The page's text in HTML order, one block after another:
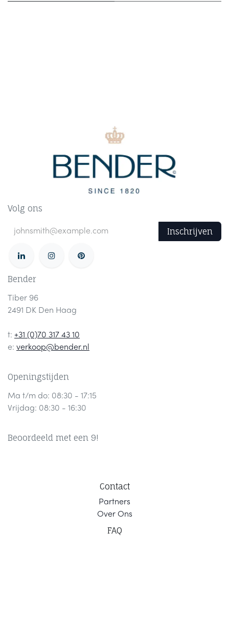
Volg ons
Inschrijven
Bender
Tiber 96
2491 DK Den Haag
t: +31 (0)70 317 43 10
e: verkoop@bender.nl
Openingstijden
Ma t/m do: 08:30 - 17:15
Vrijdag: 08:30 - 16:30
Beoordeeld met een 9!
Contact
Partners
Over Ons
FAQ